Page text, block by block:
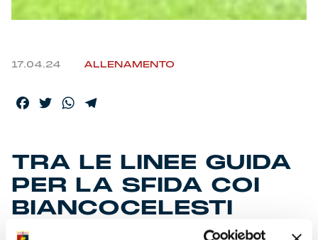
17.04.24 ALLENAMENTO
Facebook
TwitterWhatsApp
TRA LE LINEE GUIDA
PER LA SFIDA COI
BIANCOCELESTI